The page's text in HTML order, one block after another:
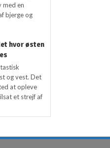
med en
bjerge og
hvor østen
og vest. Det
at opleve
et strejf af